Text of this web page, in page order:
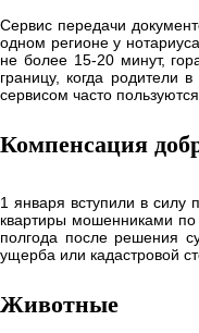
Сервис передачи
одном регионе у
не более 15-20 минут,
границу, когда родители
сервисом часто
Компенсация
1 января вступили в силу
квартиры мошенниками
полгода после решения
ущерба или кадастровой
Животные